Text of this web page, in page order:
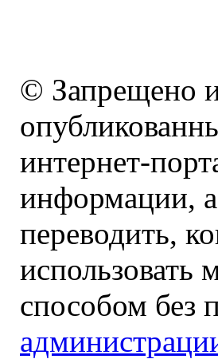
© Запрещено
интернет-
информации, а
переводить,
способом без